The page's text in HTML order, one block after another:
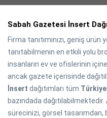
Sabah Gazetesi İnsert
Firma tanıtımınızı, geniş ürün
tanıtabilmenin en etkili yolu
insanların ev ve ofislerinin
ancak gazete içerisinde
İnsert dağıtımları tüm Türkiye
bazındada dağıtılabilmektedir.
sürecinizi, görsel tasarımdan,